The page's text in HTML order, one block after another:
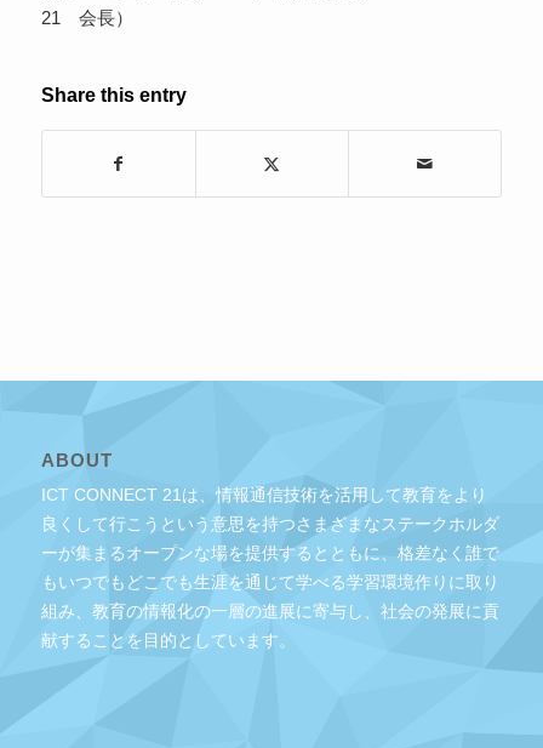
21 会長）
Share this entry
ABOUT
ICT CONNECT 21は、情報通信技術を活用して教育をより
良くして行こうという意思を持つさまざまなステークホルダ
ーが集まるオープンな場を提供するとともに、格差なく誰で
もいつでもどこでも生涯を通じて学べる学習環境作りに取り
組み、教育の情報化の一層の進展に寄与し、社会の発展に貢
献することを目的としています。